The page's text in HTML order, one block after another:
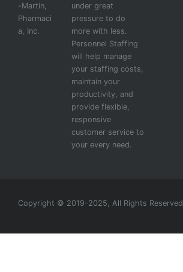
-Martin,
Pharmaci
a, Inc.
under great
pressure to do
more with less.
Personnel Staffing
will help manage
your staffing costs,
maintain your
productivity, and
provide flexible,
responsive
customer service to
your every need.
Copyright © 2019-2025, All Rights Reserved